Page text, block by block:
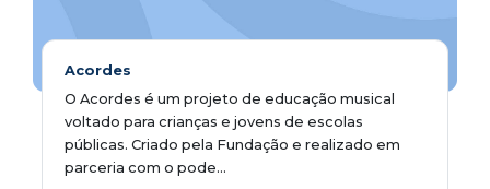
Acordes
O Acordes é um projeto de educação musical
voltado para crianças e jovens de escolas
públicas. Criado pela Fundação e realizado em
parceria com o pode...